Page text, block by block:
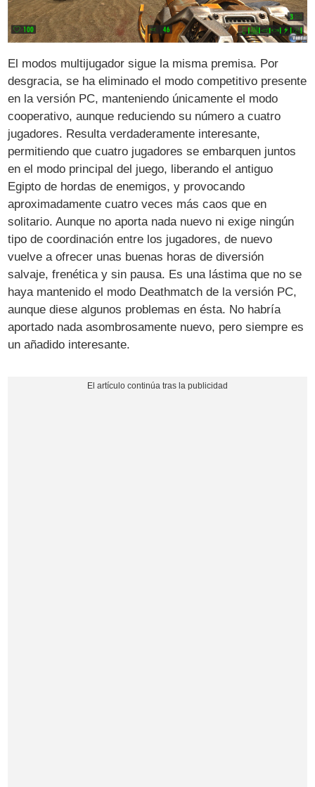
El modos multijugador sigue la misma premisa. Por
desgracia, se ha eliminado el modo competitivo presente
en la versión PC, manteniendo únicamente el modo
cooperativo, aunque reduciendo su número a cuatro
jugadores. Resulta verdaderamente interesante,
permitiendo que cuatro jugadores se embarquen juntos
en el modo principal del juego, liberando el antiguo
Egipto de hordas de enemigos, y provocando
aproximadamente cuatro veces más caos que en
solitario. Aunque no aporta nada nuevo ni exige ningún
tipo de coordinación entre los jugadores, de nuevo
vuelve a ofrecer unas buenas horas de diversión
salvaje, frenética y sin pausa. Es una lástima que no se
haya mantenido el modo Deathmatch de la versión PC,
aunque diese algunos problemas en ésta. No habría
aportado nada asombrosamente nuevo, pero siempre es
un añadido interesante.